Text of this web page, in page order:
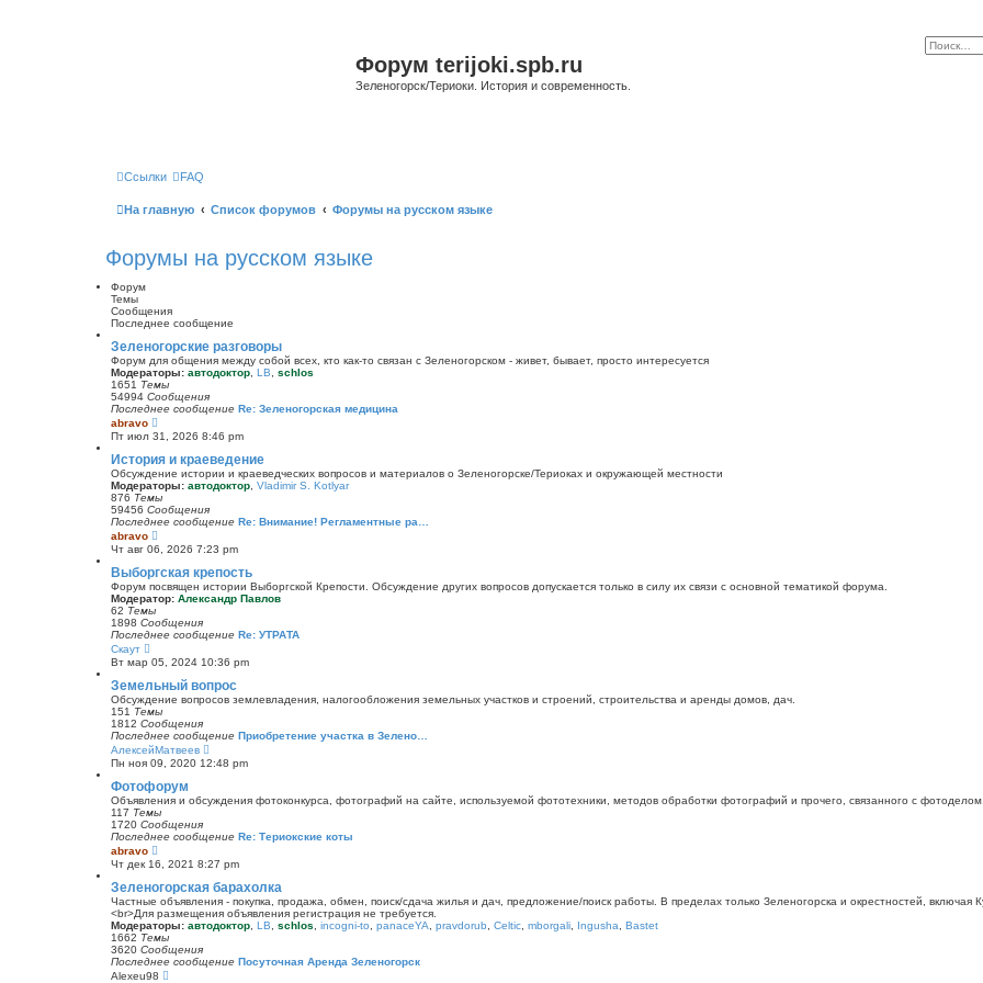
Форум terijoki.spb.ru
Зеленогорск/Териоки. История и современность.
Ссылки FAQ
На главную Список форумов Форумы на русском языке
Форумы на русском языке
Форум
Темы
Сообщения
Последнее сообщение
Зеленогорские разговоры
Форум для общения между собой всех, кто как-то связан с Зеленогорском - живет, бывает, просто интересуется
Модераторы: автодоктор LB
schlos
1651 Темы
54994 Сообщения
Последнее сообщение Re: Зеленогорская медицина
abravo
е
р
е
й
т
и
к
п
о
л
д
н
е
у
с
о
щ
е
н
и
ю
Пт июл 31, 2026 8:46 pm
История и краеведение
Обсуждение истории и краеведческих вопросов и материалов о Зеленогорске/Териоках и окружающей местности
Модераторы: автодоктор Vladimir S. Kotlyar
876 Темы
59456 Сообщения
Последнее сообщение Re: Внимание! Регламентные ра…
abravo
е
р
е
й
т
и
п
о
л
д
н
е
м
у
с
о
б
щ
е
н
и
Чт авг 06, 2026 7:23 pm
Выборгская крепость
Форум посвящен истории Выборгской Крепости. Обсуждение других вопросов допускается только в силу их связи с основной тематикой форума.
Модератор: Александр Павлов
62 Темы
1898 Сообщения
Последнее сообщение Re: УТРАТА
Скаут
е
р
е
й
т
и
к
п
о
с
е
д
н
е
м
у
с
о
б
щ
е
н
и
ю
Вт мар 05, 2024 10:36 pm
Земельный вопрос
Обсуждение вопросов землевладения, налогообложения земельных участков и строений, строительства и аренды домов, дач.
151 Темы
1812 Сообщения
Последнее сообщение Приобретение участка в Зелено…
АлексейМатвеев
е
р
т
п
с
е
д
н
е
с
Пн ноя 09, 2020 12:48 pm
Фотофорум
Объявления и обсуждения фотоконкурса, фотографий на сайте, используемой фототехники, методов обработки фотографий и прочего, связанного с фотоделом.
117 Темы
1720 Сообщения
Последнее сообщение Re: Териокские коты
abravo
е
р
е
й
т
и
к
п
о
с
л
Чт дек 16, 2021 8:27 pm
Зеленогорская барахолка
Частные объявления - покупка, продажа, обмен, поиск/сдача жилья и дач, предложение/поиск работы. В пределах только Зеленогорска и окрестностей,
<br>Для размещения объявления регистрация не требуется.
Модераторы: автодоктор LB schlos incogni-to panaceYA pravdorub Celtic mborgali Ingusha
Bastet
1662 Темы
3620 Сообщения
Последнее сообщение Посуточная Аренда Зеленогорск
Alexeu98